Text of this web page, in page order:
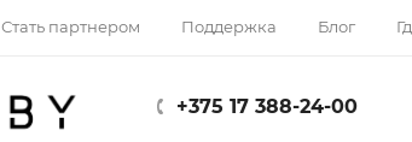
Стать партнером Поддержка Блог
+375 17 388-24-00